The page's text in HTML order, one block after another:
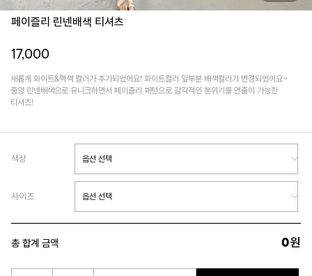
페이즐리 린넨배색 티셔츠
17,000
새롭게 화이트&먹색 컬러가 추가되었어요! 화이트컬러 앞부분 배색컬러가 변경되었어요~
중앙 린넨배색으로 유니크하면서 페이즐리 패턴으로 감각적인 분위기를 연출이 가능한
티셔츠!
색상
사이즈
총 합계 금액 0원